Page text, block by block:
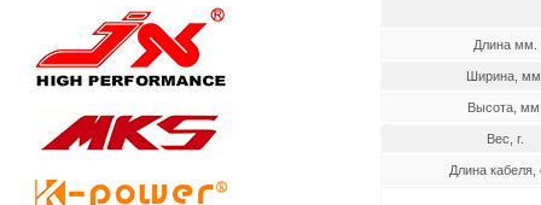
Длина мм.
Ширина,
Высота,
Вес, г.
Длина кабеля,